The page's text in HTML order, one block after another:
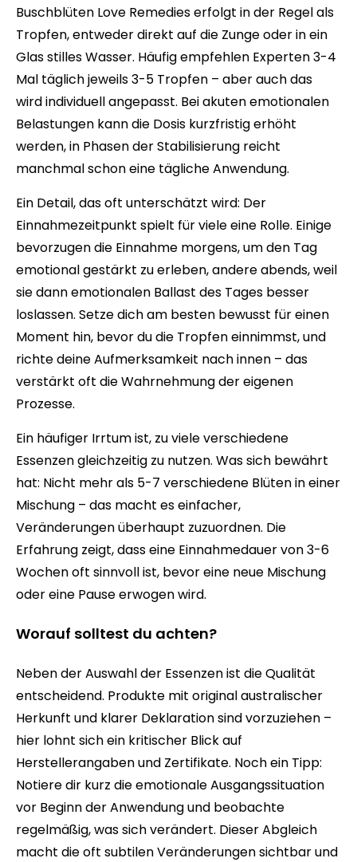
Buschblüten Love Remedies erfolgt in der Regel als
Tropfen, entweder direkt auf die Zunge oder in ein
Glas stilles Wasser. Häufig empfehlen Experten 3-4
Mal täglich jeweils 3-5 Tropfen – aber auch das
wird individuell angepasst. Bei akuten emotionalen
Belastungen kann die Dosis kurzfristig erhöht
werden, in Phasen der Stabilisierung reicht
manchmal schon eine tägliche Anwendung.
Ein Detail, das oft unterschätzt wird: Der
Einnahmezeitpunkt spielt für viele eine Rolle. Einige
bevorzugen die Einnahme morgens, um den Tag
emotional gestärkt zu erleben, andere abends, weil
sie dann emotionalen Ballast des Tages besser
loslassen. Setze dich am besten bewusst für einen
Moment hin, bevor du die Tropfen einnimmst, und
richte deine Aufmerksamkeit nach innen – das
verstärkt oft die Wahrnehmung der eigenen
Prozesse.
Ein häufiger Irrtum ist, zu viele verschiedene
Essenzen gleichzeitig zu nutzen. Was sich bewährt
hat: Nicht mehr als 5-7 verschiedene Blüten in einer
Mischung – das macht es einfacher,
Veränderungen überhaupt zuzuordnen. Die
Erfahrung zeigt, dass eine Einnahmedauer von 3-6
Wochen oft sinnvoll ist, bevor eine neue Mischung
oder eine Pause erwogen wird.
Worauf solltest du achten?
Neben der Auswahl der Essenzen ist die Qualität
entscheidend. Produkte mit original australischer
Herkunft und klarer Deklaration sind vorzuziehen –
hier lohnt sich ein kritischer Blick auf
Herstellerangaben und Zertifikate. Noch ein Tipp:
Notiere dir kurz die emotionale Ausgangssituation
vor Beginn der Anwendung und beobachte
regelmäßig, was sich verändert. Dieser Abgleich
macht die oft subtilen Veränderungen sichtbar und